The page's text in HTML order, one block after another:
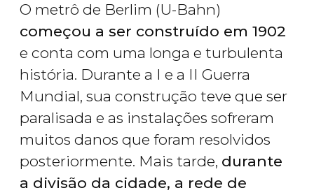
O metrô de Berlim (U-Bahn)
começou a ser construído em 1902
e conta com uma longa e turbulenta
história. Durante a I e a II Guerra
Mundial, sua construção teve que ser
paralisada e as instalações sofreram
muitos danos que foram resolvidos
posteriormente. Mais tarde, durante
a divisão da cidade, a rede de